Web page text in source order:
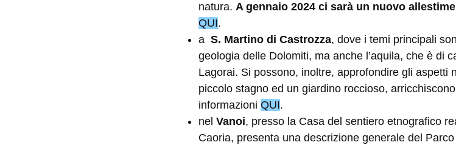
natura. A gennaio 2024 ci sarà un nuovo
QUI.
a S. Martino di Castrozza, dove i temi principali
geologia delle Dolomiti, ma anche l’aquila, che è di
Lagorai. Si possono, inoltre, approfondire gli aspetti
piccolo stagno ed un giardino roccioso,
informazioni QUI.
nel Vanoi, presso la Casa del sentiero etnografico
Caoria, presenta una descrizione generale del